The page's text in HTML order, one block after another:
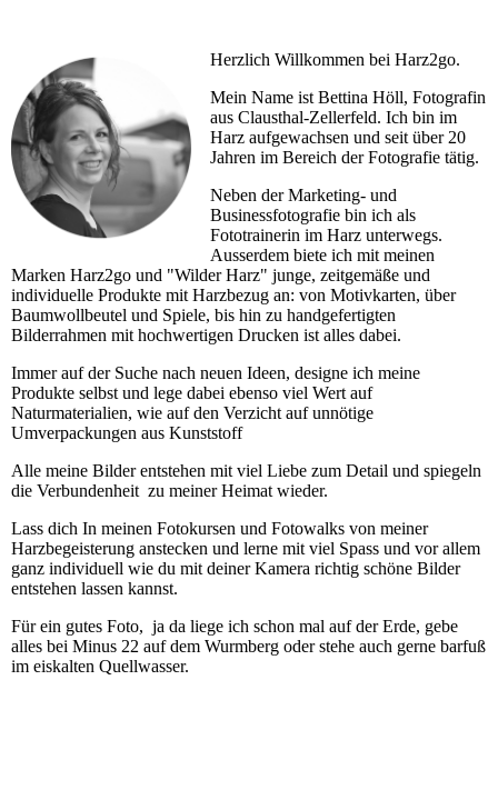
Herzlich Willkommen bei Harz2go.
Mein Name ist Bettina Höll, Fotografin
aus Clausthal-Zellerfeld. Ich bin im
Harz aufgewachsen und seit über 20
Jahren im Bereich der Fotografie tätig.
Neben der Marketing- und
Businessfotografie bin ich als
Fototrainerin im Harz unterwegs.
Ausserdem biete ich mit meinen
Marken Harz2go und "Wilder Harz" junge, zeitgemäße und
individuelle Produkte mit Harzbezug an: von Motivkarten, über
Baumwollbeutel und Spiele, bis hin zu handgefertigten
Bilderrahmen mit hochwertigen Drucken ist alles dabei.
Immer auf der Suche nach neuen Ideen, designe ich meine
Produkte selbst und lege dabei ebenso viel Wert auf
Naturmaterialien, wie auf den Verzicht auf unnötige
Umverpackungen aus Kunststoff
Alle meine Bilder entstehen mit viel Liebe zum Detail und spiegeln
die Verbundenheit zu meiner Heimat wieder.
Lass dich In meinen Fotokursen und Fotowalks von meiner
Harzbegeisterung anstecken und lerne mit viel Spass und vor allem
ganz individuell wie du mit deiner Kamera richtig schöne Bilder
entstehen lassen kannst.
Für ein gutes Foto, ja da liege ich schon mal auf der Erde, gebe
alles bei Minus 22 auf dem Wurmberg oder stehe auch gerne barfuß
im eiskalten Quellwasser.